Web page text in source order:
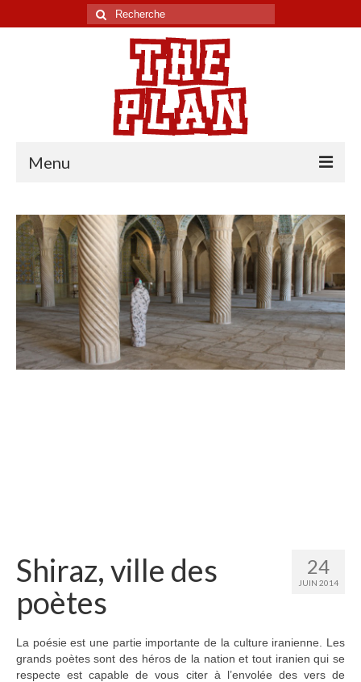
Rechercher
:
Menu
Chili
Pérou
Equateur
Colombie
Etats-Unis
Laos
Chine
Kazakhstan
Kirghizstan
24
JUIN 2014
Shiraz, ville des
poètes
La poésie est une partie importante de la culture iranienne. Les
grands poètes sont des héros de la nation et tout iranien qui se
respecte est capable de vous citer à l’envolée des vers de